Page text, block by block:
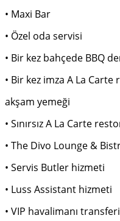
• Maxi Bar
• Özel oda servisi
• Bir kez bahçede BBQ
• Bir kez imza A La Carte
akşam yemeği
• Sınırsız A La Carte
• The Divo Lounge &
• Servis Butler hizmeti
• Luss Assistant hizmeti
• VIP havalimanı